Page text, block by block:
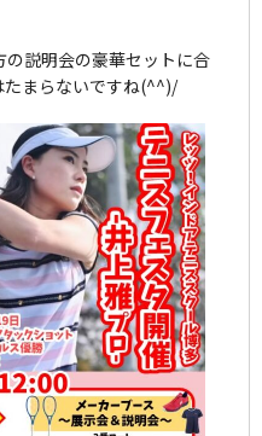
説明会の豪華セットに合
たまらないですね(^^)/